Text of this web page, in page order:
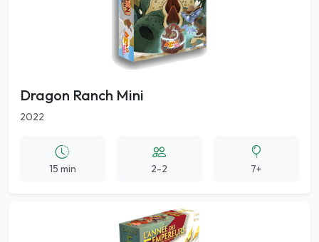
Dragon Ranch Mini
2022
15 min 2-2 7+